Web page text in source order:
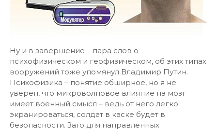
Ну и в завершение – пара слов о
психофизическом и геофизическом, об этих типах
вооружений тоже упомянул Владимир Путин.
Психофизика – понятие обширное, но я не
уверен, что микроволновое влияние на мозг
имеет военный смысл – ведь от него легко
экранироваться, солдат в каске будет в
безопасности. Зато для направленных